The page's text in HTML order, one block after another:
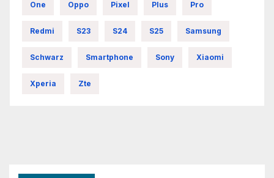
One Oppo Pixel Plus Pro
Redmi S23 S24 S25 Samsung
Schwarz Smartphone Sony Xiaomi
Xperia Zte